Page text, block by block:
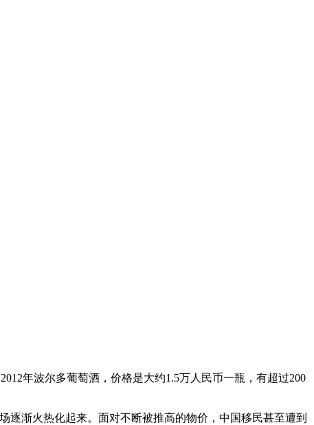
年波尔多葡萄酒，价格是大约1.5万人民币一瓶，有超过200
逐渐火热化起来。面对不断被推高的物价，中国移民甚至遭到